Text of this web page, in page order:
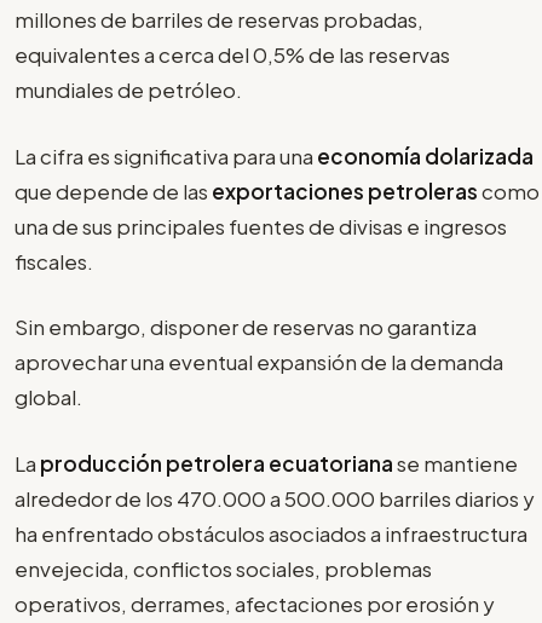
millones de barriles de reservas probadas,
equivalentes a cerca del 0,5% de las reservas
mundiales de petróleo.
La cifra es significativa para una economía dolarizada
que depende de las exportaciones petrolerascomo
una de sus principales fuentes de divisas e ingresos
fiscales.
Sin embargo, disponer de reservas no garantiza
aprovechar una eventual expansión de la demanda
global.
La producción petrolera ecuatorianase mantiene
alrededor de los 470.000 a 500.000 barriles diarios y
ha enfrentado obstáculos asociados a infraestructura
envejecida, conflictos sociales, problemas
operativos, derrames, afectaciones por erosión y